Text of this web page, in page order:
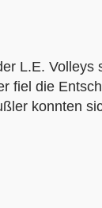
L.E.
fiel die
konnten